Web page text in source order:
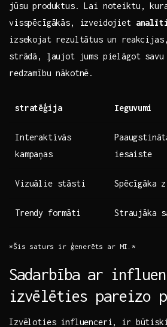
jūsu produktus. Lai ‍noteiktu,
‍visspēcīgākās, izveidojiet
izsekojat rezultātus⁤ un
strādā, ļaujot jums pielāgot
redzamību nākotnē.
stratēģija Ieguvumi
Interaktīvās
kampaņas
iesaiste
Vizuālie stāsti Spēcīgāka⁢
Trendy⁣ formāti Straujāka
*Šis saturs‍ ir ģenerēts ar ⁤MI.*
Sadarbība ar
izvēlēties pareizo
Izvēloties influenceri, ir būtiski